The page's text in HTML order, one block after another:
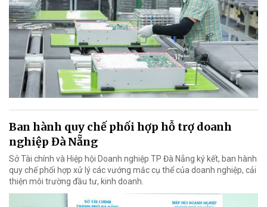
Ban hành quy chế phối hợp hỗ trợ doanh
nghiệp Đà Nẵng
Sở Tài chính và Hiệp hội Doanh nghiệp TP Đà Nẵng ký kết, ban hành
quy chế phối hợp xử lý các vướng mắc cụ thể của doanh nghiệp, cải
thiện môi trường đầu tư, kinh doanh.